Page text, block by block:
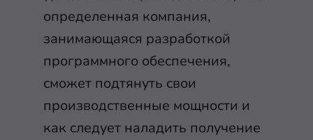
определенная компания,
занимающаяся разработкой
программного обеспечения,
сможет подтянуть свои
производственные мощности и
как следует наладить получение